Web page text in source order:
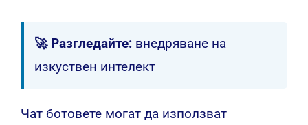
🚀 Разгледайте: внедряване на
изкуствен интелект
Чат ботовете могат да използват